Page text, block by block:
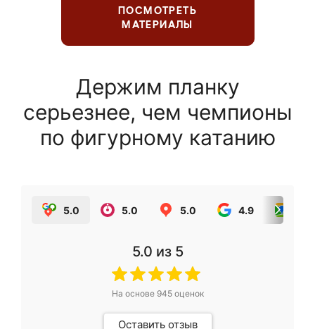
ПОСМОТРЕТЬ
МАТЕРИАЛЫ
Держим планку
серьезнее, чем чемпионы
по фигурному катанию
5.0 5.0 5.0 4.9
5.0 из 5
На основе 945оценок
Оставить отзыв